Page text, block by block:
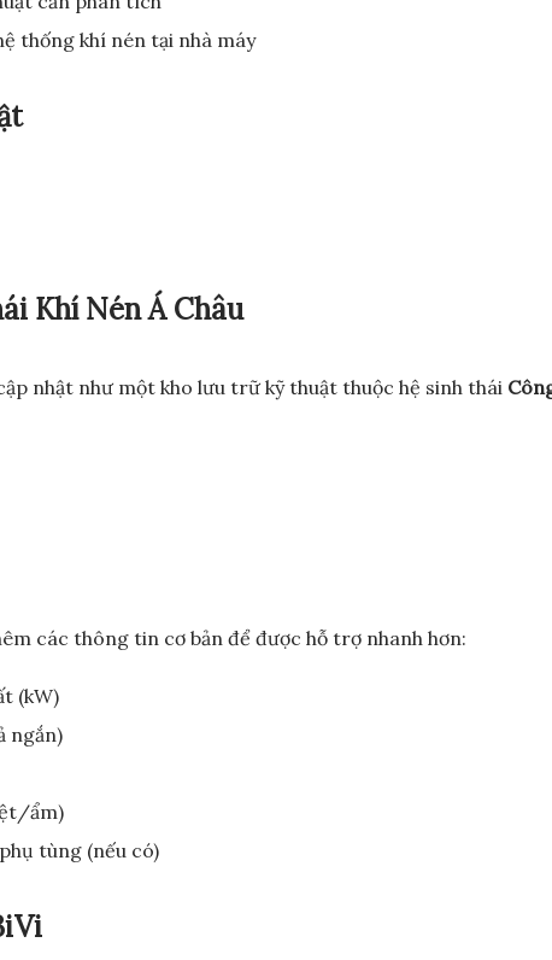
thống khí nén tại nhà máy
Khí Nén Á Châu
nhật như một kho lưu trữ kỹ thuật thuộc hệ sinh thái
các thông tin cơ bản để được hỗ trợ nhanh hơn:
(kW)
ngắn)
ẩm)
tùng (nếu có)